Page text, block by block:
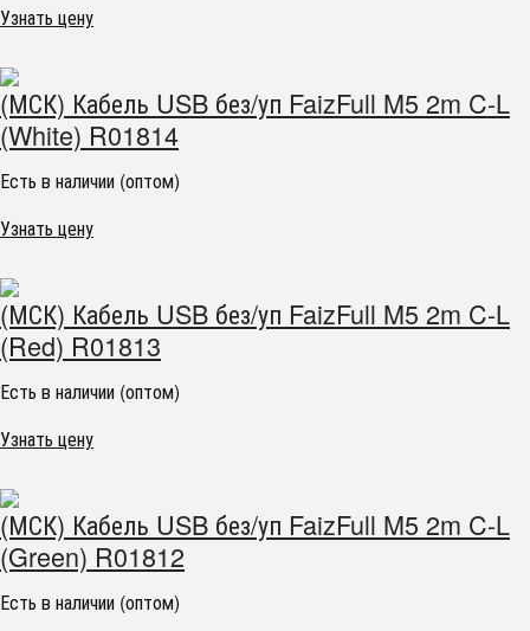
Узнать цену
(МСК) Кабель USB без/уп FaizFull M5 2m C-L
(White) R01814
Есть в наличии (оптом)
Узнать цену
(МСК) Кабель USB без/уп FaizFull M5 2m C-L
(Red) R01813
Есть в наличии (оптом)
Узнать цену
(МСК) Кабель USB без/уп FaizFull M5 2m C-L
(Green) R01812
Есть в наличии (оптом)